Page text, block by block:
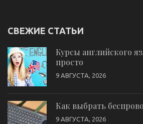
СВЕЖИЕ СТАТЬИ
Курсы английского
просто
9 АВГУСТА, 2026
Как выбрать
9 АВГУСТА, 2026